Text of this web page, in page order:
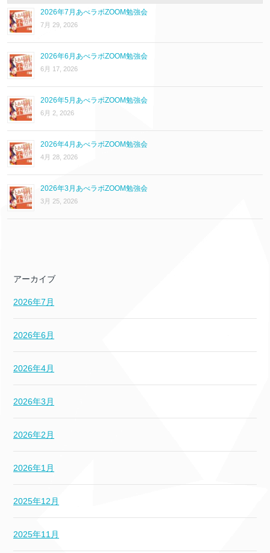
2026年7月あべラボZOOM勉強会
7月 29, 2026
2026年6月あべラボZOOM勉強会
6月 17, 2026
2026年5月あべラボZOOM勉強会
6月 2, 2026
2026年4月あべラボZOOM勉強会
4月 28, 2026
2026年3月あべラボZOOM勉強会
3月 25, 2026
アーカイブ
2026年7月
2026年6月
2026年4月
2026年3月
2026年2月
2026年1月
2025年12月
2025年11月